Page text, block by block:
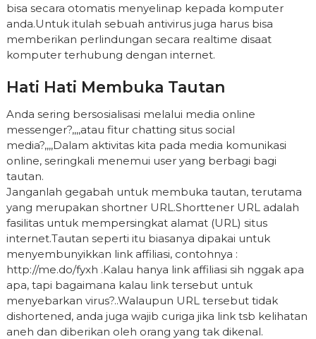
bisa secara otomatis menyelinap kepada komputer
anda.Untuk itulah sebuah antivirus juga harus bisa
memberikan perlindungan secara realtime disaat
komputer terhubung dengan internet.
Hati Hati Membuka Tautan
Anda sering bersosialisasi melalui media online
messenger?,,,,atau fitur chatting situs social
media?,,,,Dalam aktivitas kita pada media komunikasi
online, seringkali menemui user yang berbagi bagi
tautan.
Janganlah gegabah untuk membuka tautan, terutama
yang merupakan shortner URL.Shorttener URL adalah
fasilitas untuk mempersingkat alamat (URL) situs
internet.Tautan seperti itu biasanya dipakai untuk
menyembunyikkan link affiliasi, contohnya :
http://me.do/fyxh .Kalau hanya link affiliasi sih nggak apa
apa, tapi bagaimana kalau link tersebut untuk
menyebarkan virus?..Walaupun URL tersebut tidak
dishortened, anda juga wajib curiga jika link tsb kelihatan
aneh dan diberikan oleh orang yang tak dikenal.